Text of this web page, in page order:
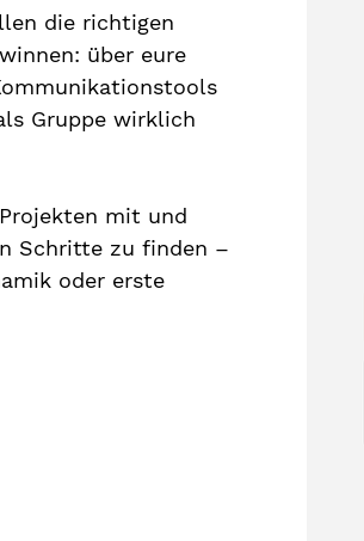
die richtigen
über eure
Gruppe wirklich
mit und
Schritte zu finden –
oder erste